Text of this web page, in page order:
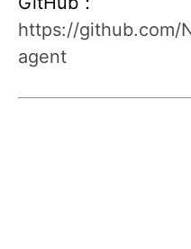
https://github.com/
agent